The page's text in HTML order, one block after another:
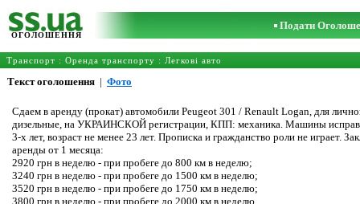
ОГОЛОШЕННЯ
Подати
Транспорт : Оренда транспорту : Легкові авто
Текст оголошення | Фото
Сдаем в аренду (прокат) автомобили Peugeot 301 / Renault Logan, для
дизельные, на УКРАИНСКОЙ регистрации, КПП: механика. Машины
3-х лет, возраст не менее 23 лет. Прописка и гражданство роли не
аренды от 1 месяца:
2920 грн в неделю - при пробеге до 800 км в неделю;
3240 грн в неделю - при пробеге до 1500 км в неделю;
3520 грн в неделю - при пробеге до 1750 км в неделю;
3800 грн в неделю - при пробеге до 2000 км в неделю.